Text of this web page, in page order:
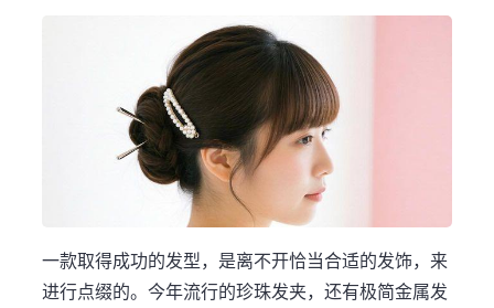
一款取得成功的发型，是离不开恰当合适的发饰，来
进行点缀的。今年流行的珍珠发夹，还有极简金属发